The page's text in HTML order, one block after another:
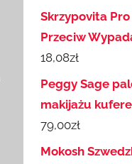
Skrzypovita
Przeciw
18,08zł
Peggy Sage
makijażu
79,00zł
Mokosh